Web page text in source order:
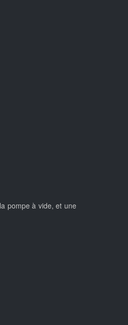
pompe à vide, et une